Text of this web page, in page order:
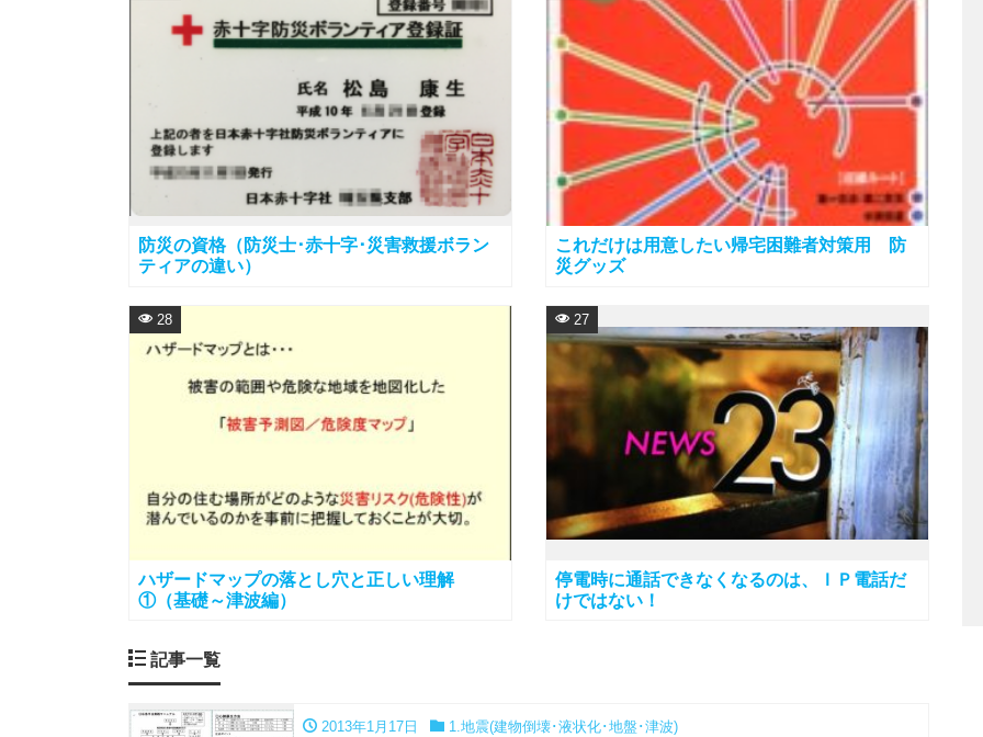
防災の資格（防災士･赤十字･災害救援ボラン
ティアの違い）
これだけは用意したい帰宅困難者対策用 防
災グッズ
ハザードマップの落とし穴と正しい理解
①（基礎～津波編）
28
停電時に通話できなくなるのは、ＩＰ電話だ
けではない！
27
記事一覧
2013年1月17日 1.地震(建物倒壊･液状化･地盤･津波)